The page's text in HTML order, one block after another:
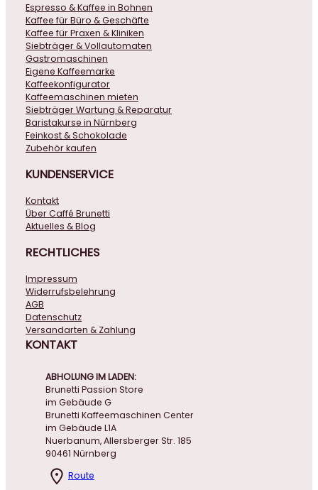
Espresso & Kaffee in Bohnen
Kaffee für Büro & Geschäfte
Kaffee für Praxen & Kliniken
Siebträger & Vollautomaten
Gastromaschinen
Eigene Kaffeemarke
Kaffeekonfigurator
Kaffeemaschinen mieten
Siebträger Wartung & Reparatur
Baristakurse in Nürnberg
Feinkost & Schokolade
Zubehör kaufen
KUNDENSERVICE
Kontakt
Über Caffé Brunetti
Aktuelles & Blog
RECHTLICHES
Impressum
Widerrufsbelehrung
AGB
Datenschutz
Versandarten & Zahlung
KONTAKT
ABHOLUNG IM LADEN:
Brunetti Passion Store
im Gebäude G
Brunetti Kaffeemaschinen Center
im Gebäude L1A
Nuerbanum, Allersberger Str. 185
90461 Nürnberg
Route